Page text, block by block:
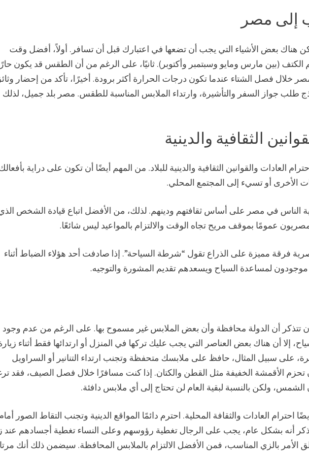
إلى مصر
هناك بعض الأشياء التي يجب أن تضعها في اعتبارك قبل أن تسافر. أولاً، أفضل وقت
(بين مارس ومايو وسبتمبر وأكتوبر). ثانيًا، على الرغم من أن الطقس قد يكون
خلال فصل الشتاء عندما تكون درجات الحرارة أكثر برودة. أخيرًا، تأكد من إحضار
طلب جواز السفر والتأشيرة، وارتداء الملابس المناسبة للطقس. مصر بلد جميل، لذلك
الثقافية والدينية
العادات والقوانين الثقافية والدينية للبلاد. من المهم أيضًا أن تكون على دراية
الأخرى أو تسيء إلى المجتمع المحلي.
الناس في مصر على أساس ثقافتهم ودينهم. لذلك، من الأفضل اتباع قيادة الشخص
عمومًا بموقف مريح تجاه الوقت والالتزام بالمواعيد ليس شائعًا.
فرقة مميزة على الذراع تقول “شرطة السياحة”. إذا صادفت أحد هؤلاء الضباط أثناء
لمساعدة السياح ويسعدهم تقديم المشورة والتوجيه.
تتذكر أن الدولة محافظة وأن بعض الملابس غير مسموح بها. على الرغم من عدم وجود
أن هناك بعض العناصر التي يجب عليك تركها في المنزل أو ارتدائها فقط أثناء
على سبيل المثال، حافظ على ملابسك متحفظة وتجنب ارتداء التنانير أو السراويل
الأقمشة الخفيفة مثل القطن والكتان. إذا كنت مسافرًا خلال فصل الصيف، فقد
ولكن بالنسبة لبقية العام لن تحتاج إلى أي ملابس دافئة.
العادات والثقافة المحلية. احترم دائمًا المواقع الدينية وتجنب التقاط الصور
تذكر أنه بشكل عام، يجب على الرجال تغطية رؤوسهم وعلى النساء تغطية أجسادهم عند
الأمر بالزي المناسب، فمن الأفضل الالتزام بالملابس المحافظة. سيضمن ذلك أنك